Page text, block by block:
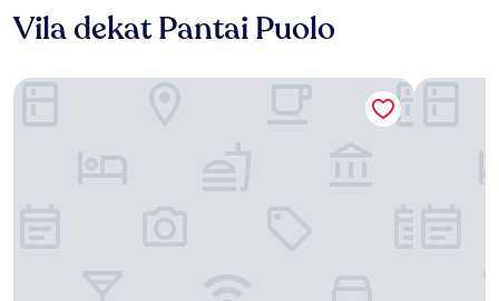
Vila dekat Pantai Puolo
Villa Asia Villa Luisa